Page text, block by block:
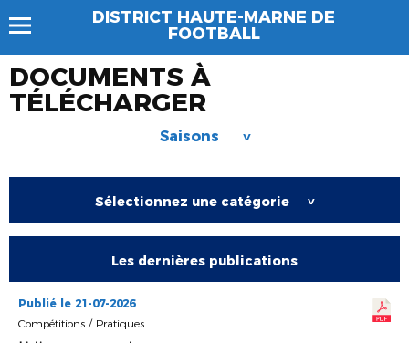
DISTRICT HAUTE-MARNE DE
FOOTBALL
DOCUMENTS À
TÉLÉCHARGER
Saisons >
Sélectionnez une catégorie >
Les dernières publications
Publié le 21-07-2026
Compétitions / Pratiques